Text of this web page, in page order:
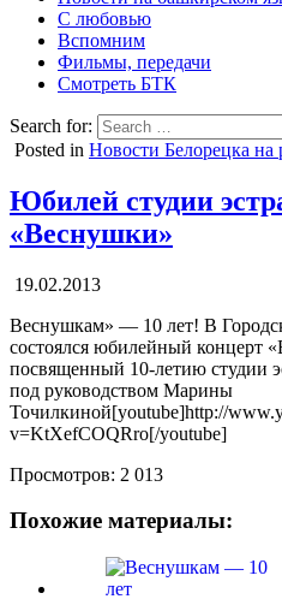
С любовью
Вспомним
Фильмы, передачи
Смотреть БТК
Search for:
Posted in Новости Белорецка на
Юбилей студии
«Веснушки»
19.02.2013
Веснушкам» — 10 лет! В
состоялся юбилейный концерт
посвященный 10-летию студии
под руководством Марины
Точилкиной[youtube]http://
v=KtXefCOQRro[/youtube]
Просмотров: 2 013
Похожие материалы: